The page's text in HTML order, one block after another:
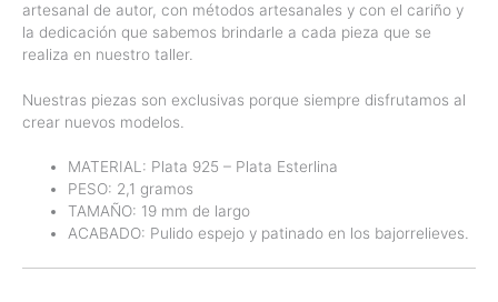
artesanal de autor, con métodos artesanales y con el cariño y
la dedicación que sabemos brindarle a cada pieza que se
realiza en nuestro taller.
Nuestras piezas son exclusivas porque siempre disfrutamos al
crear nuevos modelos.
MATERIAL: Plata 925 – Plata Esterlina
PESO: 2,1 gramos
TAMAÑO: 19 mm de largo
ACABADO: Pulido espejo y patinado en los bajorrelieves.